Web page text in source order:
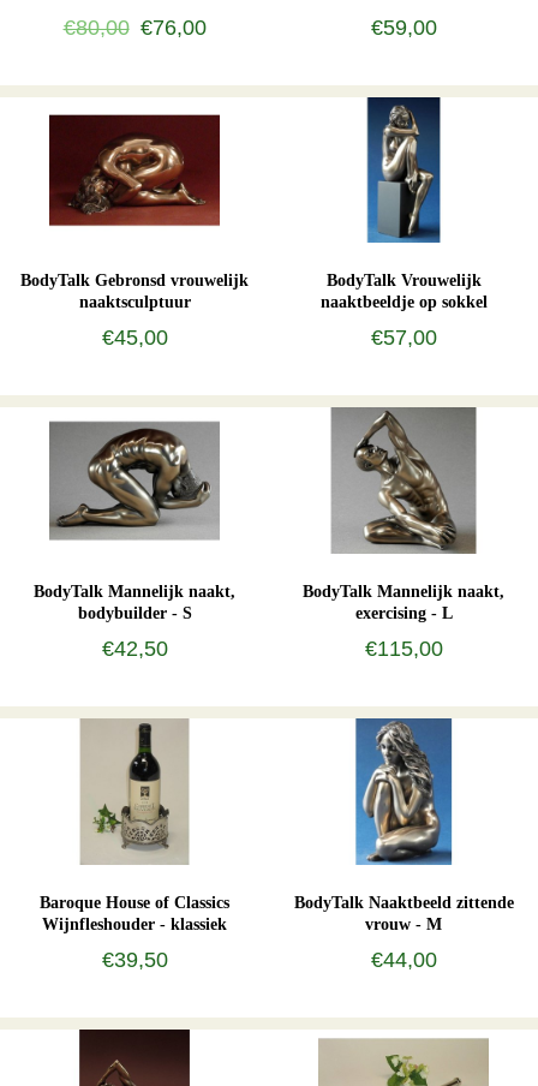
€80,00 €76,00 €59,00
BodyTalk Gebronsd vrouwelijk
naaktsculptuur
€45,00
BodyTalk Vrouwelijk
naaktbeeldje op sokkel
€57,00
BodyTalk Mannelijk naakt,
bodybuilder - S
€42,50
BodyTalk Mannelijk naakt,
exercising - L
€115,00
Baroque House of Classics
Wijnfleshouder - klassiek
€39,50
BodyTalk Naaktbeeld zittende
vrouw - M
€44,00